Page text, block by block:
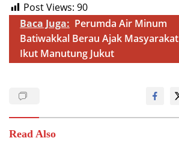
Post Views: 90
Baca Juga: Perumda Air Minum
Batiwakkal Berau Ajak Masyarakat
Ikut Manutung Jukut
Read Also